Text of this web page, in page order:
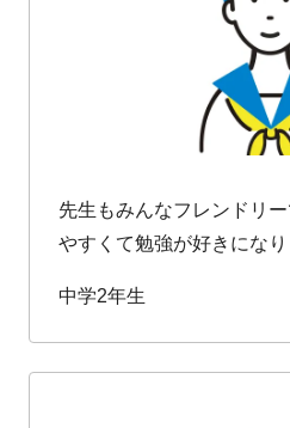
先生もみんなフレンドリ
やすくて勉強が好きになり
中学2年生